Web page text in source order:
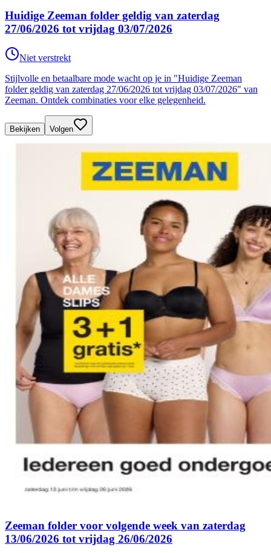
Huidige Zeeman folder geldig van zaterdag
27/06/2026 tot vrijdag 03/07/2026
Niet verstrekt
Stijlvolle en betaalbare mode wacht op je in "Huidige Zeeman
folder geldig van zaterdag 27/06/2026 tot vrijdag 03/07/2026" van
Zeeman. Ontdek combinaties voor elke gelegenheid.
Bekijken Volgen
Zeeman folder voor volgende week van zaterdag
13/06/2026 tot vrijdag 26/06/2026